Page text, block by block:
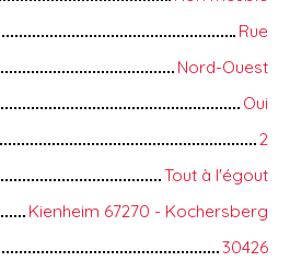
Rue
Nord-Ouest
Oui
2
Tout à l'égout
Kienheim 67270 - Kochersberg
30426